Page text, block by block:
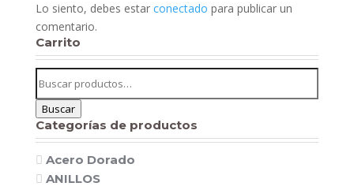
Lo siento, debes estar conectado para publicar un
comentario.
Carrito
por:
Buscar
Categorías de productos
Acero Dorado
ANILLOS